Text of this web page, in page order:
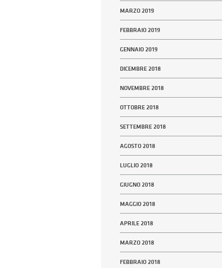
MARZO 2019
FEBBRAIO 2019
GENNAIO 2019
DICEMBRE 2018
NOVEMBRE 2018
OTTOBRE 2018
SETTEMBRE 2018
AGOSTO 2018
LUGLIO 2018
GIUGNO 2018
MAGGIO 2018
APRILE 2018
MARZO 2018
FEBBRAIO 2018